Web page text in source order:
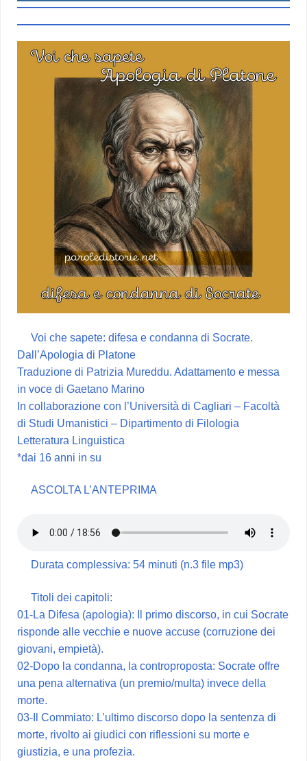
Voi che sapete: difesa e condanna di Socrate.
Dall’Apologia di Platone
Traduzione di Patrizia Mureddu. Adattamento e messa
in voce di Gaetano Marino
In collaborazione con l’Università di Cagliari – Facoltà
di Studi Umanistici – Dipartimento di Filologia
Letteratura Linguistica
*dai 16 anni in su
ASCOLTA L’ANTEPRIMA
Durata complessiva: 54 minuti (n.3 file mp3)
Titoli dei capitoli:
01-La Difesa (apologia): Il primo discorso, in cui Socrate
risponde alle vecchie e nuove accuse (corruzione dei
giovani, empietà).
02-Dopo la condanna, la controproposta: Socrate offre
una pena alternativa (un premio/multa) invece della
morte.
03-Il Commiato: L’ultimo discorso dopo la sentenza di
morte, rivolto ai giudici con riflessioni su morte e
giustizia, e una profezia.